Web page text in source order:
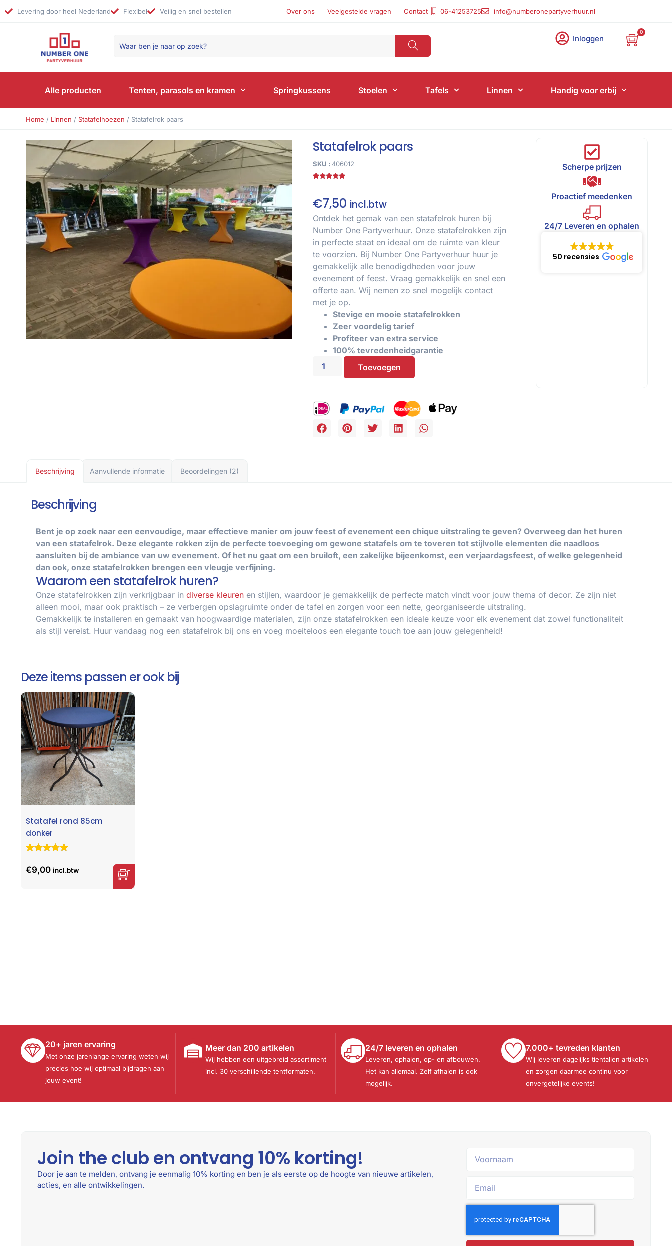
Levering door heel Nederland Flexibel Veilig en snel bestellen Over ons Veelgestelde vragen Contact 06-41253725 info@numberonepartyverhuur.nl
Inloggen
0
Alle producten Tenten, parasols en kramen Springkussens Stoelen Tafels Linnen Handig voor erbij
Home / Linnen / Statafelhoezen / Statafelrok paars
Statafelrok paars
SKU :406012
gebaseerd
op klant
waarderingen
€7,50 incl.btw
Ontdek het gemak van een statafelrok huren bij
Number One Partyverhuur. Onze statafelrokken zijn
in perfecte staat en ideaal om de ruimte van kleur
te voorzien. Bij Number One Partyverhuur huur je
gemakkelijk alle benodigdheden voor jouw
evenement of feest. Vraag gemakkelijk en snel een
offerte aan. Wij nemen zo snel mogelijk contact
met je op.
Stevige en mooie statafelrokken
Zeer voordelig tarief
Profiteer van extra service
100% tevredenheidgarantie
Toevoegen
Scherpe prijzen
Proactief meedenken
24/7 Leveren en ophalen
50 recensies
Beschrijving Aanvullende informatie Beoordelingen (2)
Beschrijving
Bent je op zoek naar een eenvoudige, maar effectieve manier om jouw feest of evenement een chique uitstraling te geven? Overweeg dan het huren
van een statafelrok. Deze elegante rokken zijn de perfecte toevoeging om gewone statafels om te toveren tot stijlvolle elementen die naadloos
aansluiten bij de ambiance van uw evenement. Of het nu gaat om een bruiloft, een zakelijke bijeenkomst, een verjaardagsfeest, of welke gelegenheid
dan ook, onze statafelrokken brengen een vleugje verfijning.
Waarom een statafelrok huren?
Onze statafelrokken zijn verkrijgbaar in diverse kleuren en stijlen, waardoor je gemakkelijk de perfecte match vindt voor jouw thema of decor. Ze zijn niet
alleen mooi, maar ook praktisch – ze verbergen opslagruimte onder de tafel en zorgen voor een nette, georganiseerde uitstraling.
Gemakkelijk te installeren en gemaakt van hoogwaardige materialen, zijn onze statafelrokken een ideale keuze voor elk evenement dat zowel functionaliteit
als stijl vereist. Huur vandaag nog een statafelrok bij ons en voeg moeiteloos een elegante touch toe aan jouw gelegenheid!
Deze items passen er ook bij
Statafel rond 85cm
donker
5.00 op 5
gebaseerd
€9,00 incl.btw
20+ jaren ervaring
Met onze jarenlange ervaring weten wij
precies hoe wij optimaal bijdragen aan
jouw event!
Meer dan 200 artikelen
Wij hebben een uitgebreid assortiment
incl. 30 verschillende tentformaten.
24/7 leveren en ophalen
Leveren, ophalen, op- en afbouwen.
Het kan allemaal. Zelf afhalen is ook
mogelijk.
7.000+ tevreden klanten
Wij leveren dagelijks tientallen artikelen
en zorgen daarmee continu voor
onvergetelijke events!
Join the club en ontvang 10% korting!
Door je aan te melden, ontvang je eenmalig 10% korting en ben je als eerste op de hoogte van nieuwe artikelen,
acties, en alle ontwikkelingen.